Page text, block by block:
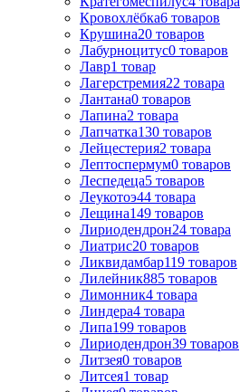
Кровохлёбка6 товаров
Крушина20 товаров
Лабурноцитус0 товаров
Лавр1 товар
Лагерстремия22 товара
Лантана0 товаров
Лапина2 товара
Лапчатка130 товаров
Лейцестерия2 товара
Лептоспермум0 товаров
Леспедеца5 товаров
Леукотоэ44 товара
Лещина149 товаров
Лиpиодендpон24 товара
Лиатрис20 товаров
Ликвидамбар119 товаров
Лилейник885 товаров
Лимонник4 товара
Линдера4 товара
Липа199 товаров
Лириодендрон39 товаров
Литзея0 товаров
Литсея1 товар